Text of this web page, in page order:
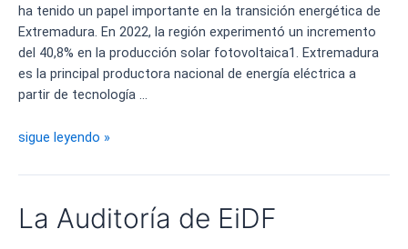
ha tenido un papel importante en la transición energética de
Extremadura. En 2022, la región experimentó un incremento
del 40,8% en la producción solar fotovoltaica1. Extremadura
es la principal productora nacional de energía eléctrica a
partir de tecnología …
La
solar
grande
sigue leyendo »
La Auditoría de EiDF